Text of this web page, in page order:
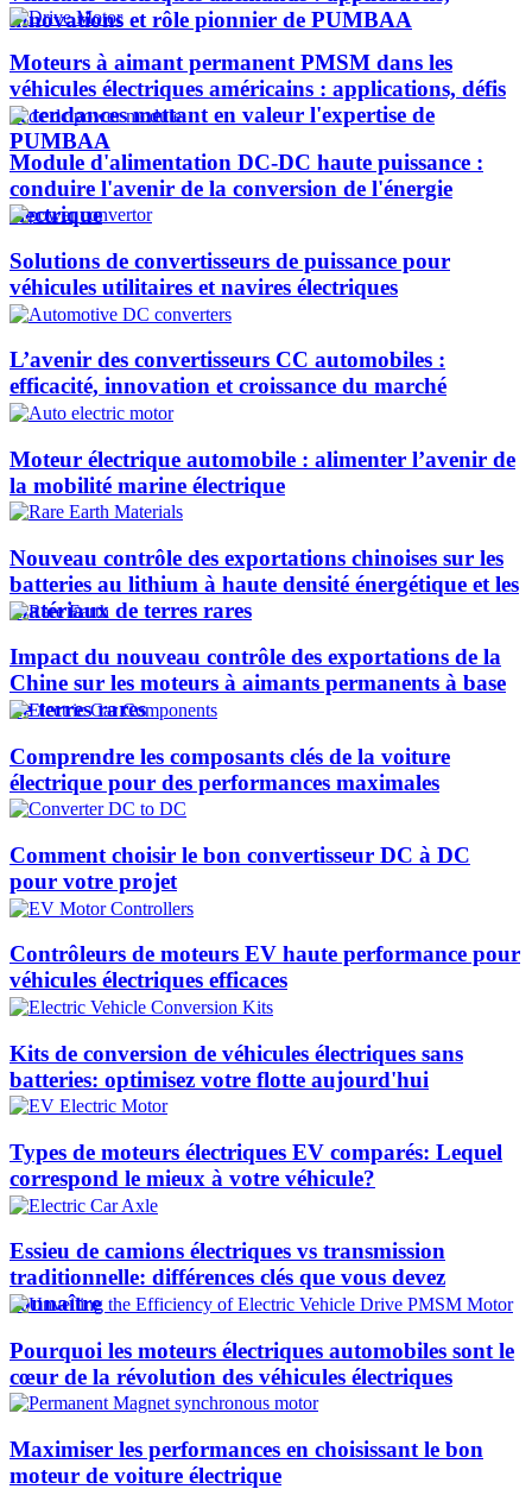
innovations et rôle pionnier de PUMBAA​
Moteurs à aimant permanent PMSM dans les
véhicules électriques américains : applications, défis
et tendances mettant en valeur l'expertise de
PUMBAA​
Module d'alimentation DC-DC haute puissance :
conduire l'avenir de la conversion de l'énergie
électrique
Solutions de convertisseurs de puissance pour
véhicules utilitaires et navires électriques
L’avenir des convertisseurs CC automobiles :
efficacité, innovation et croissance du marché
Moteur électrique automobile : alimenter l’avenir de
la mobilité marine électrique
Nouveau contrôle des exportations chinoises sur les
batteries au lithium à haute densité énergétique et les
matériaux de terres rares
Impact du nouveau contrôle des exportations de la
Chine sur les moteurs à aimants permanents à base
de terres rares
Comprendre les composants clés de la voiture
électrique pour des performances maximales
Comment choisir le bon convertisseur DC à DC
pour votre projet
Contrôleurs de moteurs EV haute performance pour
véhicules électriques efficaces
Kits de conversion de véhicules électriques sans
batteries: optimisez votre flotte aujourd'hui
Types de moteurs électriques EV comparés: Lequel
correspond le mieux à votre véhicule?
Essieu de camions électriques vs transmission
traditionnelle: différences clés que vous devez
connaître
Pourquoi les moteurs électriques automobiles sont le
cœur de la révolution des véhicules électriques
Maximiser les performances en choisissant le bon
moteur de voiture électrique